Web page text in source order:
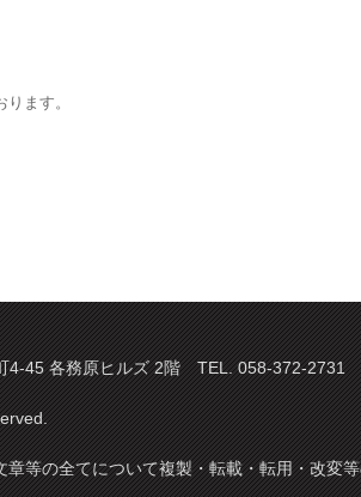
ます。
45 各務原ヒルズ 2階 TEL. 058-372-2731
等の全てについて複製・転載・転用・改変